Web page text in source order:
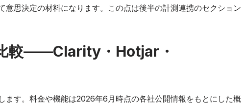
意思決定の材料になります。この点は後半の計測連携のセクション
較——Clarity・Hotjar・
ます。料金や機能は2026年6月時点の各社公開情報をもとにした概